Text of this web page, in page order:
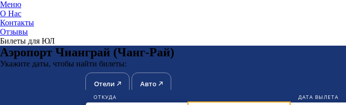
ЮниТикет
Меню
О Нас
Контакты
Отзывы
Билеты для ЮЛ
Аэропорт Чианграй (Чанг-Рай)
Укажите даты, чтобы найти билеты:
Отели Авто
ОТКУДА ДАТА ВЫЛЕТА